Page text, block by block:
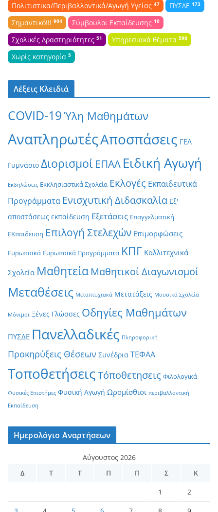
Πολιτιστικα/Περιβαλλοντικά/Αγωγή Υγείας 47 ΠΥΣΔΕ 173
Σημαντικό!!! 904 Σύμβουλοι Εκπαίδευσης 10
Σχολικές Δραστηριότητες 51 Υπηρεσιακά θέματα 598
Χωρίς κατηγορία 5
Λέξεις Κλειδιά
COVID-19Ύλη Μαθημάτων
ΑναπληρωτέςΑποσπάσεις ΓΕΛ
Γυμνάσιο Διορισμοί ΕΠΑΛ Ειδική Αγωγή
Εκδηλώσεις Εκκλησιαστικά Σχολεία Εκλογές Εκπαιδευτικά
Προγράμματα Ενισχυτική Διδασκαλία Εξ'
αποστάσεως εκπαίδευση Εξετάσεις Επαγγελματική
ΕΚπαιδευση Επιλογή Στελεχών Επιμορφώσεις
Ευρωπαϊκά Ευρωπαϊκά Προγράμματα ΚΠΓ Καλλιτεχνικά
Σχολεία Μαθητεία Μαθητικοί Διαγωνισμοί
Μεταθέσεις Μεταπτυχιακά Μετατάξεις Μουσικά Σχολεία
Μόνιμοι Ξένες Γλώσσες Οδηγίες Μαθημάτων
ΠΥΣΔΕ Πανελλαδικές Πληροφορική
Προκηρύξεις Θέσεων Συνέδρια ΤΕΦΑΑ
ΤοποθετήσειςΤόποθετησεις Φιλολογικά
Φυσικές Επιστήμες Φυσική Αγωγή Ωρομίσθιοι περιβαλλοντική
Εκπαίδευση
Ημερολόγιο Αναρτήσεων
Αύγουστος 2026
Δ
Τ Τ Π Π Σ Κ
1 2